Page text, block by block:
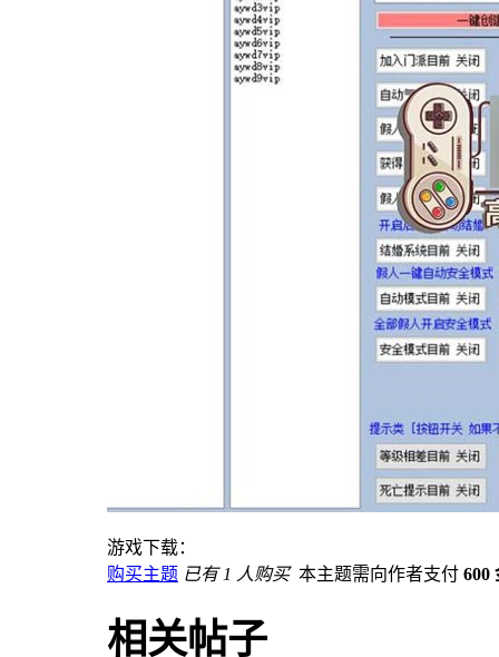
游戏下载：
购买主题 已有 1 人购买 本主题需向作者支付 600
相关帖子